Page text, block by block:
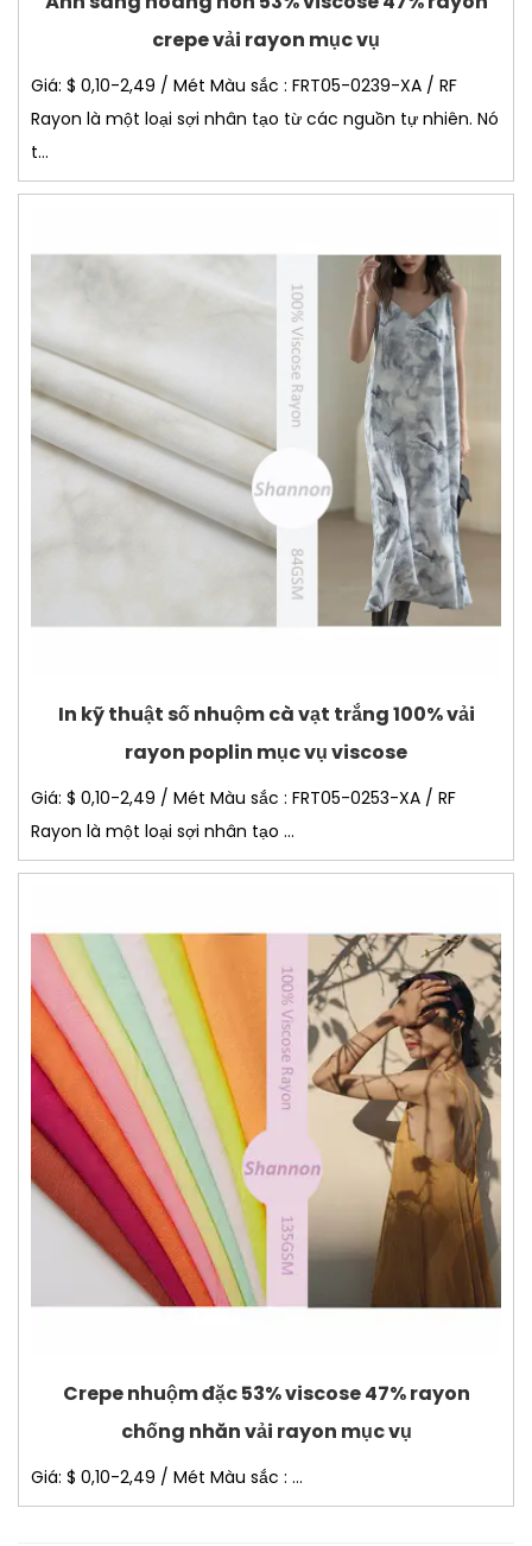
crepe vải rayon mục vụ
Giá: $ 0,10-2,49 / Mét Màu sắc : FRT05-0239-XA / RF
Rayon là một loại sợi nhân tạo từ các nguồn tự nhiên. Nó
t...
In kỹ thuật số nhuộm cà vạt trắng 100% vải
rayon poplin mục vụ viscose
Giá: $ 0,10-2,49 / Mét Màu sắc : FRT05-0253-XA / RF
Rayon là một loại sợi nhân tạo ...
Crepe nhuộm đặc 53% viscose 47% rayon
chống nhăn vải rayon mục vụ
Giá: $ 0,10-2,49 / Mét Màu sắc : ...